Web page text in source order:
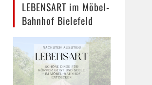
LEBENSART im Möbel-
Bahnhof Bielefeld